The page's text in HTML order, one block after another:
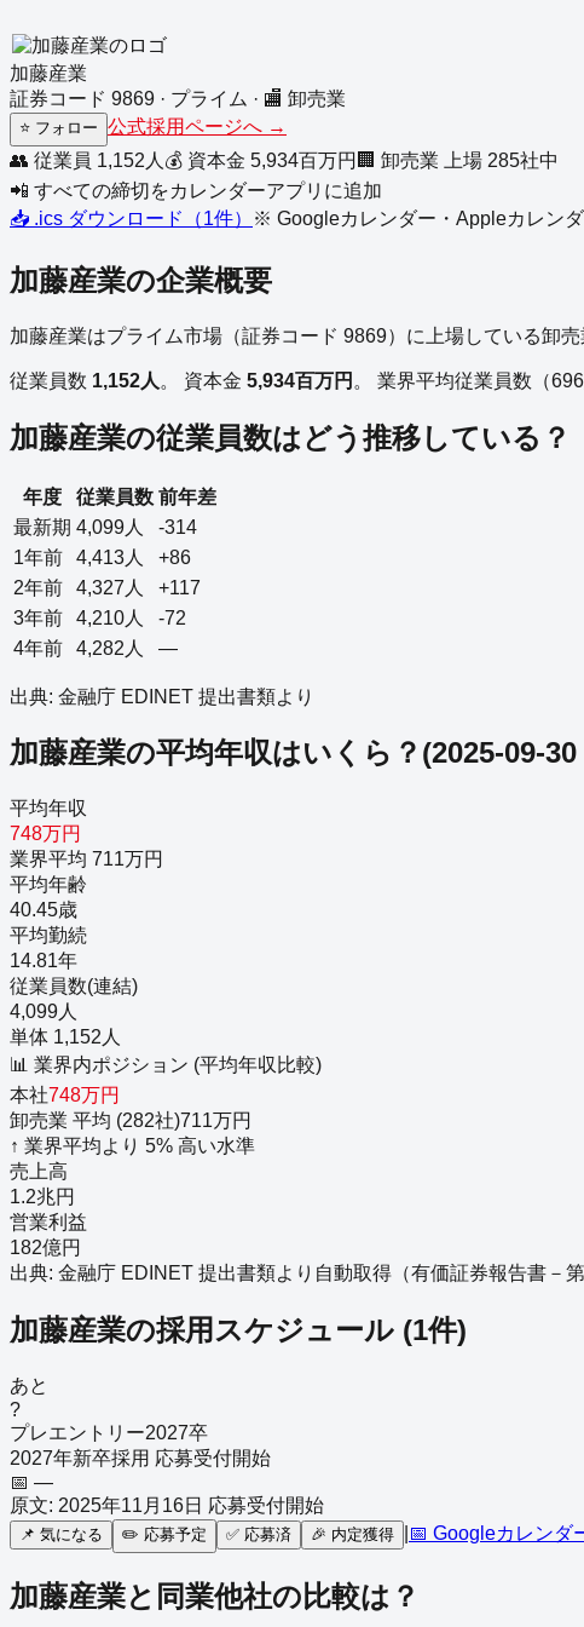
加藤産業
証券コード 9869 · プライム · 🏬 卸売業
⭐ フォロー 公式採用ページへ →
👥 従業員 1,152 人 💰 資本金 5,934百万円 🏢 卸売業 上場 285社中
📲 すべての締切をカレンダーアプリに追加
📥 .ics ダウンロード（1件） ※ Googleカレンダー・Appleカレン
加藤産業の企業概要
加藤産業はプライム市場（証券コード 9869）に上場している卸売
従業員数 1,152人 。 資本金 5,934百万円 。 業界平均従業員数（696
加藤産業の従業員数はどう推移している？
年度 従業員数 前年差
最新期 4,099人
-314
1年前
4,413人
+86
2年前
4,327 人
+117
3年前
4,210人
-72
4年前
4,282 人 —
出典: 金融庁 EDINET 提出書類より
加藤産業の平均年収はいくら？ (2025-09-30
平均年収
748万円
業界平均 711万円
平均年齢
40.45歳
平均勤続
14.81年
従業員数(連結)
4,099人
単体 1,152人
📊 業界内ポジション (平均年収比較)
本社748万円
卸売業 平均 (282社)711万円
↑ 業界平均より 5% 高い水準
売上高
1.2兆円
営業利益
182億円
出典: 金融庁 EDINET 提出書類より自動取得（有価証券報告書－
加藤産業の採用スケジュール (1件)
あと
?
プレエントリー2027卒
2027年新卒採用 応募受付開始
📅 —
原文: 2025年11月16日 応募受付開始
📌 気になる ✏️ 応募予定 ✅ 応募済 🎉 内定獲得 📅 Googleカレンダ
加藤産業と同業他社の比較は？